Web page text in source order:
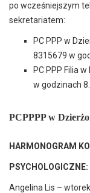
po wcześniejszym
sekretariatem:
PC PPP w
8315679 w
PC PPP Filia
w godzinach
PCPPPP w
HARMONOGRAM
PSYCHOLOGICZNE:
Angelina Lis –